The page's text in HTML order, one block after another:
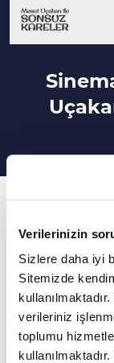
Verilerinizin
Sizlere daha iyi
Sitemizde
verileriniz
toplumu
5. Bölüm
Sonsuz
"Sinemada
Mesut
"Sinemada
konular şöyle: